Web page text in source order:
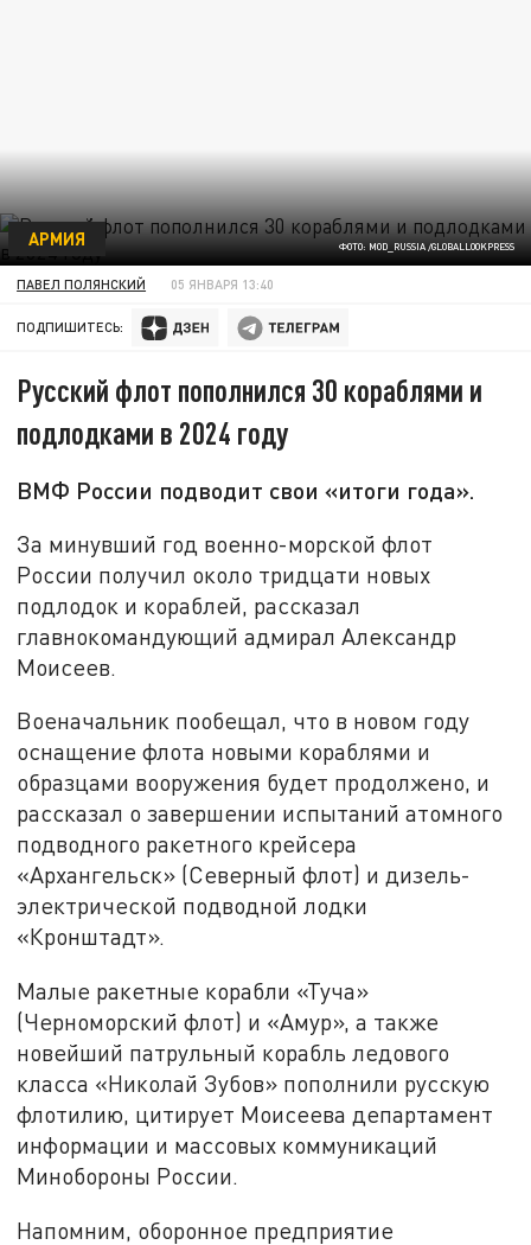
ФОТО: MOD_RUSSIA /GLOBALLOOKPRESS
АРМИЯ
ПАВЕЛ ПОЛЯНСКИЙ 05 ЯНВАРЯ 13:40
ПОДПИШИТЕСЬ:
Русский флот пополнился 30 кораблями и
подлодками в 2024 году
ВМФ России подводит свои «итоги года».
За минувший год военно-морской флот
России получил около тридцати новых
подлодок и кораблей, рассказал
главнокомандующий адмирал Александр
Моисеев.
Военачальник пообещал, что в новом году
оснащение флота новыми кораблями и
образцами вооружения будет продолжено, и
рассказал о завершении испытаний атомного
подводного ракетного крейсера
«Архангельск» (Северный флот) и дизель-
электрической подводной лодки
«Кронштадт».
Малые ракетные корабли «Туча»
(Черноморский флот) и «Амур», а также
новейший патрульный корабль ледового
класса «Николай Зубов» пополнили русскую
флотилию, цитирует Моисеева департамент
информации и массовых коммуникаций
Минобороны России.
Напомним, оборонное предприятие